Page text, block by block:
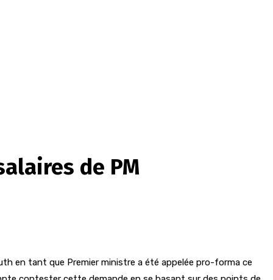
de PM
en tant que Premier ministre a été appelée pro-forma ce